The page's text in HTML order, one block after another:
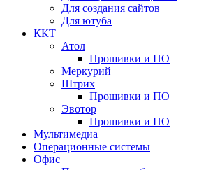
Для создания сайтов
Для ютуба
ККТ
Атол
Прошивки и ПО
Меркурий
Штрих
Прошивки и ПО
Эвотор
Прошивки и ПО
Мультимедиа
Операционные системы
Офис